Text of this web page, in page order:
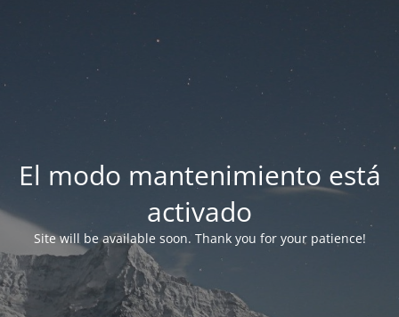
El modo mantenimiento está
activado
Site will be available soon. Thank you for your patience!